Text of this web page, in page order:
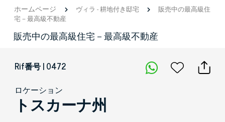
ホームページ ヴィラ -耕地付き邸宅
販売中の最高級住
宅－最高級不動産
販売中の最高級住宅－最高級不動産
Rif番号 | 0472
ロケーション
トスカーナ州